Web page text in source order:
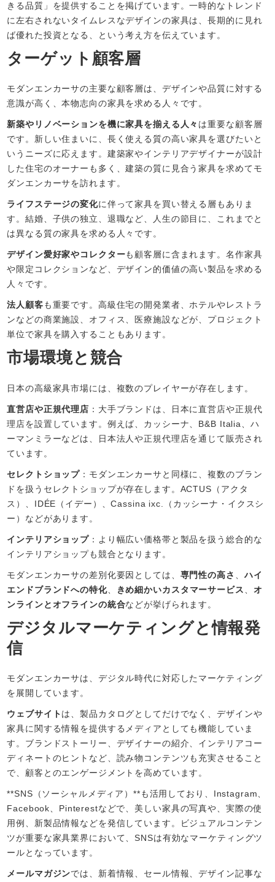
きる品質」を提供することを掲げています。一時的なトレンド
に左右されないタイムレスなデザインの家具は、長期的に見れ
ば優れた投資となる、という考え方を伝えています。
ターゲット顧客層
モダンエンカーサの主要な顧客層は、デザインや品質に対する
意識が高く、本物志向の家具を求める人々です。
新築やリノベーションを機に家具を揃える人々 は重要な顧客層
です。新しい住まいに、長く使える質の高い家具を選びたいと
いうニーズに応えます。建築家やインテリアデザイナーが設計
した住宅のオーナーも多く、建築の質に見合う家具を求めてモ
ダンエンカーサを訪れます。
ライフステージの変化に伴って家具を買い替える層もありま
す。結婚、子供の独立、退職など、人生の節目に、これまでと
は異なる質の家具を求める人々です。
デザイン愛好家やコレクターも顧客層に含まれます。名作家具
や限定コレクションなど、デザイン的価値の高い製品を求める
人々です。
法人顧客も重要です。高級住宅の開発業者、ホテルやレストラ
ンなどの商業施設、オフィス、医療施設などが、プロジェクト
単位で家具を購入することもあります。
市場環境と競合
日本の高級家具市場には、複数のプレイヤーが存在します。
直営店や正規代理店 ：大手ブランドは、日本に直営店や正規代
理店を設置しています。例えば、カッシーナ、B&B Italia、ハ
ーマンミラーなどは、日本法人や正規代理店を通じて販売され
ています。
セレクトショップ ：モダンエンカーサと同様に、複数のブラン
ドを扱うセレクトショップが存在します。ACTUS（アクタ
ス）、IDÉE（イデー）、Cassina ixc.（カッシーナ・イクスシ
ー）などがあります。
インテリアショップ：より幅広い価格帯と製品を扱う総合的な
インテリアショップも競合となります。
モダンエンカーサの差別化要因としては、 専門性の高さ 、ハイ
エンドブランドへの特化、 きめ細かいカスタマーサービス
オ
ンラインとオフラインの統合などが挙げられます。
デジタルマーケティングと情報発
信
モダンエンカーサは、デジタル時代に対応したマーケティング
を展開しています。
ウェブサイトは、製品カタログとしてだけでなく、デザインや
家具に関する情報を提供するメディアとしても機能していま
す。ブランドストーリー、デザイナーの紹介、インテリアコー
ディネートのヒントなど、読み物コンテンツも充実させること
で、顧客とのエンゲージメントを高めています。
**SNS（ソーシャルメディア）**も活用しており、Instagram、
Facebook、Pinterestなどで、美しい家具の写真や、実際の使
用例、新製品情報などを発信しています。ビジュアルコンテン
ツが重要な家具業界において、SNSは有効なマーケティングツ
ールとなっています。
メールマガジンでは、新着情報、セール情報、デザイン記事な